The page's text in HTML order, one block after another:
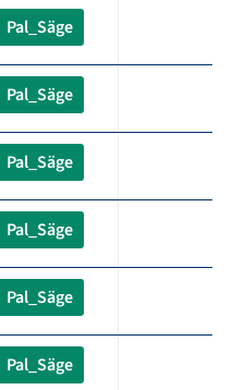
Pal_Säge
Pal_Säge
Pal_Säge
Pal_Säge
Pal_Säge
Pal_Säge